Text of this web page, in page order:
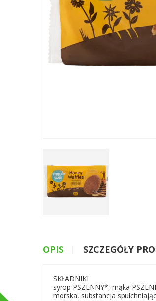
OPIS SZCZEGÓŁY
SKŁADNIKI
syrop PSZENNY*, mąka
morska, substancja